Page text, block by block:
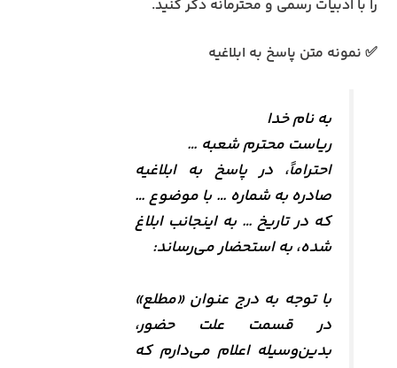
را با ادبیات رسمی و محترمانه ذکر کنید.
✅ نمونه متن پاسخ به ابلاغیه
به نام خدا
ریاست محترم شعبه …
احتراماً، در پاسخ به ابلاغیه
صادره به شماره … با موضوع …
که در تاریخ … به اینجانب ابلاغ
شده، به استحضار می‌رساند:
با توجه به درج عنوان «مطلع»
در قسمت علت حضور،
بدین‌وسیله اعلام می‌دارم که